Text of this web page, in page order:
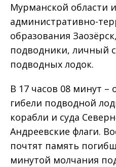
Мурманской области
административно-
образования
подводники, личный
подводных лодок.
В 17 часов 08 минут
гибели подводной
корабли и суда
Андреевские флаги.
почтят память
минутой молчания